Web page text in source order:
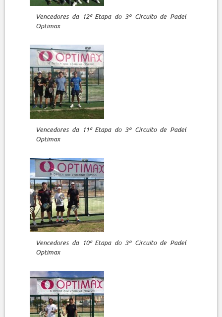
Vencedores da 12ª Etapa do 3º Circuito de Padel
Optimax
Vencedores da 11ª Etapa do 3º Circuito de Padel
Optimax
Vencedores da 10ª Etapa do 3º Circuito de Padel
Optimax